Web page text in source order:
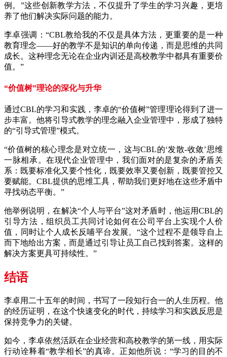
例。”这些创新教学方法，不仅提升了学生的学习兴趣，更培
养了他们解决实际问题的能力。
李卓强调：“CBL教给我的不仅是具体方法，更重要的是一种
教育理念——好的教学不是知识的单向传递，而是思维的共同
成长。这种理念无论在企业内训还是高校教学中都具有重要价
值。”
“价值树”理论的深化与升华
通过CBL的学习和实践，李卓的“价值树”管理理论得到了进一
步丰富。他将引导式教学的理念融入企业管理中，形成了独特
的“引导式管理”模式。
“价值树的核心理念是对立统一，这与CBL的‘发散-收敛’思维
一脉相承。在现代企业管理中，我们面对的是复杂的矛盾关
系：既要标准化又要个性化，既要效率又要创新，既要管控又
要赋能。CBL提供的思维工具，帮助我们更好地在这些矛盾中
寻找动态平衡。”
他举例说明，在解决“个人与平台”这对矛盾时，他运用CBL的
引导方法，组织员工共同讨论如何在公司平台上实现个人价
值，同时让个人成长反哺平台发展。“这个过程不是领导自上
而下地给出方案，而是通过引导让员工自己找到答案。这样的
解决方案更具可持续性。”
结语
李卓用二十五年的时间，书写了一段知行合一的人生历程。他
的经历证明，在这个快速变化的时代，持续学习和实践反思是
保持竞争力的关键。
如今，李卓依然活跃在企业经营和高校教学的第一线，用实际
行动诠释着“教学相长”的真谛。正如他所说：“学习的目的不